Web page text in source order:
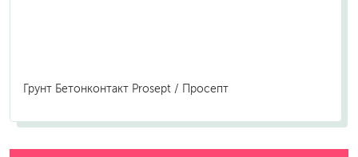
Грунт Бетонконтакт Prosept / Просепт